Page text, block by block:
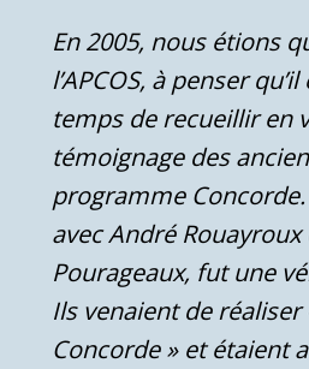
En 2005, nous étions
l’APCOS, à penser
temps de recueillir en
témoignage des
programme
avec André Rouayroux
Pourageaux, fut une
Ils venaient de réaliser
Concorde » et étaient